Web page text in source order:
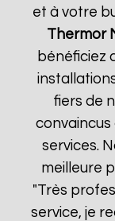
et à votre
Thermor
bénéficiez
fiers de
convaincus
services.
meilleure
"Très
service, je